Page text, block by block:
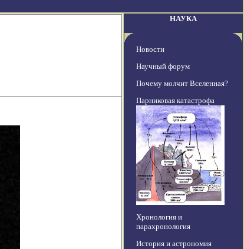
НАУКА
Новости
Научный форум
Почему молчит Вселенная?
Парниковая катастрофа
Хронология и
парахронология
История и астрономия